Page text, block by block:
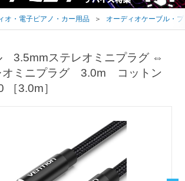
オ・電子ピアノ・カー用品 ＞ オーディオケーブル・
3.5mmステレオミニプラグ ⇔
オミニプラグ 3.0m コットン
［3.0m］